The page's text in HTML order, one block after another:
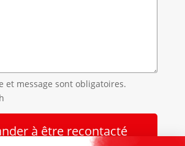
et message sont obligatoires.